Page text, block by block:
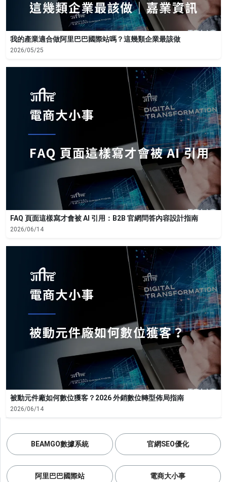
我的產業適合做阿里巴巴國際站嗎？這幾類企業最該做
2026/05/25
FAQ 頁面這樣寫才會被 AI 引用：B2B 官網問答內容設計指南
2026/06/14
被動元件廠如何數位獲客？2026 外銷數位轉型佈局指南
2026/06/14
BEAMGO數據系統 官網SEO優化
阿里巴巴國際站 電商大小事